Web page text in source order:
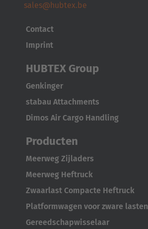
sales@hubtex.be
Contact
Imprint
HUBTEX Group
Genkinger
stabau Attachments
Dimos Air Cargo Handling
Producten
Meerweg Zijladers
Meerweg Heftruck
Zwaarlast Compacte Heftruck
Platformwagen voor zware lasten
Gereedschapwisselaar